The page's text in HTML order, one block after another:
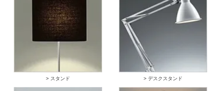
> スタンド > デスクスタンド